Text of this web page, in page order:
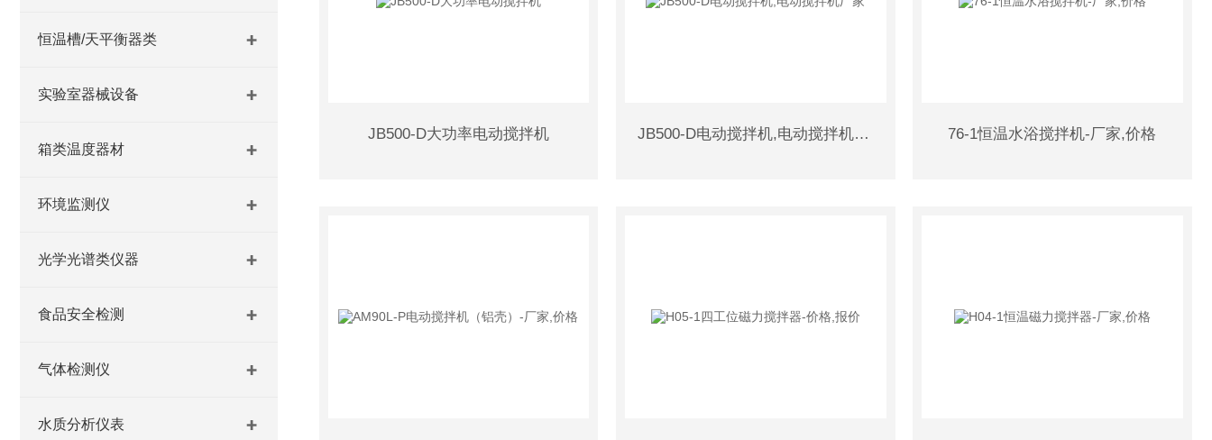
恒温槽/天平衡器类
实验室器械设备
箱类温度器材
环境监测仪
光学光谱类仪器
食品安全检测
气体检测仪
水质分析仪表
JB500-D大功率电动搅拌机 JB500-D电动搅拌机,电动搅拌机厂家 76-1恒温水浴搅拌机-厂家,价格